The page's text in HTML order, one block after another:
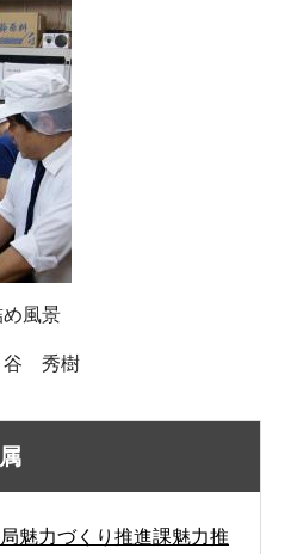
風景
谷 秀樹
魅力づくり推進課魅力推